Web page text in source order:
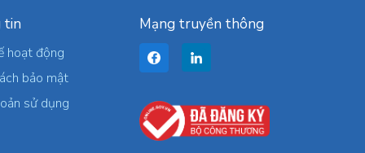
tin
hoạt động
bảo mật
sử dụng
Mạng truyền thông